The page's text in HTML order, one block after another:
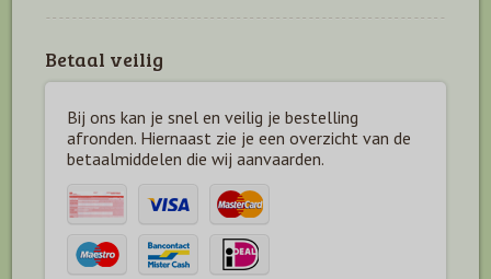
Betaal veilig
Bij ons kan je snel en veilig je bestelling
afronden. Hiernaast zie je een overzicht van de
betaalmiddelen die wij aanvaarden.